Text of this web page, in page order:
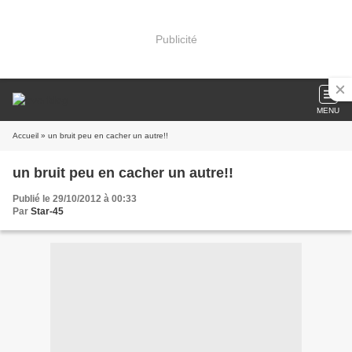
Publicité
MENU
Accueil » un bruit peu en cacher un autre!!
un bruit peu en cacher un autre!!
Publié le 29/10/2012 à 00:33
Par Star-45